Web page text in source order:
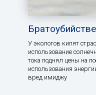
У экологов кипят
использование
тока поднял цены на
использования
вред имиджу